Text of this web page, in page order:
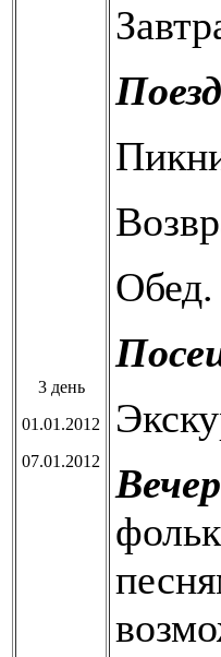
3 день
01.01.2012
07.01.2012
Обед.